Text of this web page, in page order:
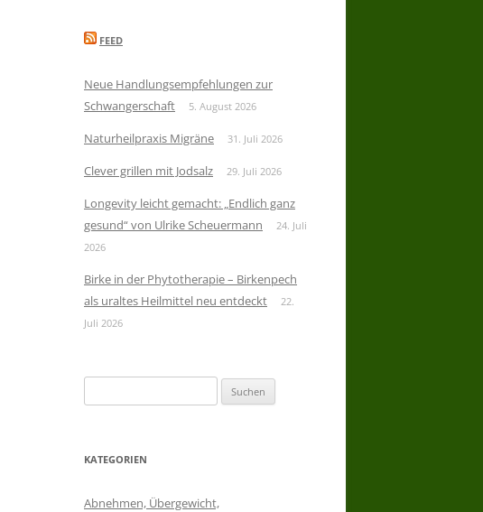
FEED
Neue Handlungsempfehlungen zur
Schwangerschaft
5. August 2026
Naturheilpraxis Migräne 31. Juli 2026
Clever grillen mit Jodsalz 29. Juli 2026
Longevity leicht gemacht: „Endlich ganz
gesund“ von Ulrike Scheuermann
24. Juli
2026
Birke in der Phytotherapie – Birkenpech
als uraltes Heilmittel neu entdeckt
22.
Juli 2026
nach:
KATEGORIEN
Abnehmen, Übergewicht,